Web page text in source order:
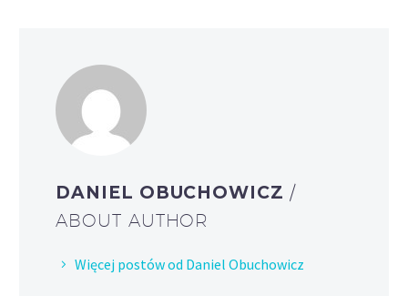
DANIEL OBUCHOWICZ/
ABOUT AUTHOR
Więcej postów od Daniel Obuchowicz